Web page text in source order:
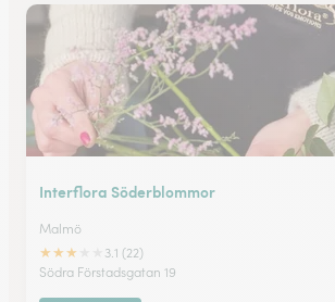
Interflora Söderblommor
Malmö
★★★
3.1 (22)
Södra Förstadsgatan 19